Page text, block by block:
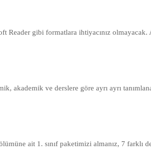
gibi formatlara ihtiyacınız
akademik ve derslere göre ayrı ayrı
ait 1. sınıf paketimizi almanız, 7 farklı